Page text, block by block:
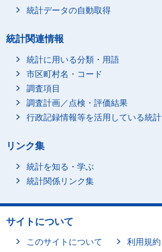
統計データの自動取得
統計関連情報
統計に用いる分類・用語
市区町村名・コード
調査項目
調査計画／点検・評価結果
行政記録情報等を活用している統計
リンク集
統計を知る・学ぶ
統計関係リンク集
サイトについて
このサイトについて 利用規約